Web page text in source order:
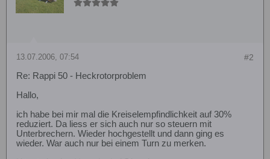
#2
13.07.2006, 07:54
Re: Rappi 50 - Heckrotorproblem
Hallo,
ich habe bei mir mal die Kreiselempfindlichkeit auf 30%
reduziert. Da liess er sich auch nur so steuern mit
Unterbrechern. Wieder hochgestellt und dann ging es
wieder. War auch nur bei einem Turn zu merken.